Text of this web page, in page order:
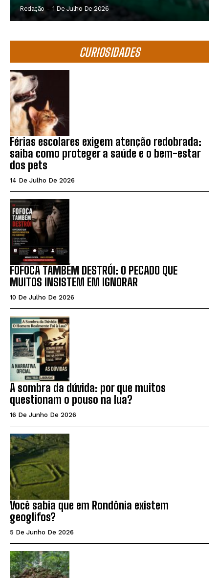
Redação - 1 De Julho De 2026
CURIOSIDADES
Férias escolares exigem atenção redobrada:
saiba como proteger a saúde e o bem-estar
dos pets
14 De Julho De 2026
FOFOCA TAMBÉM DESTRÓI: O PECADO QUE
MUITOS INSISTEM EM IGNORAR
10 De Julho De 2026
A sombra da dúvida: por que muitos
questionam o pouso na lua?
16 De Junho De 2026
Você sabia que em Rondônia existem
geoglifos?
5 De Junho De 2026